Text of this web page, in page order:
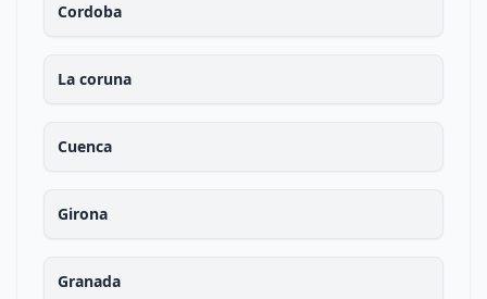
Cordoba
La coruna
Cuenca
Girona
Granada